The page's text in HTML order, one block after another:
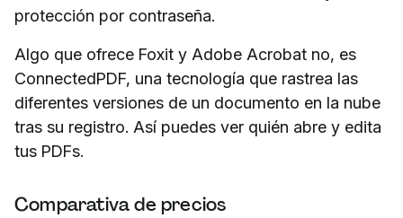
protección por contraseña.
Algo que ofrece Foxit y Adobe Acrobat no, es
ConnectedPDF, una tecnología que rastrea las
diferentes versiones de un documento en la nube
tras su registro. Así puedes ver quién abre y edita
tus PDFs.
Comparativa de precios